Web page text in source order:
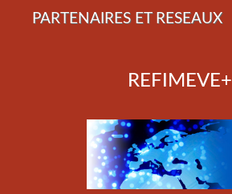
PARTENAIRES ET RESEAUX
REFIMEVE+